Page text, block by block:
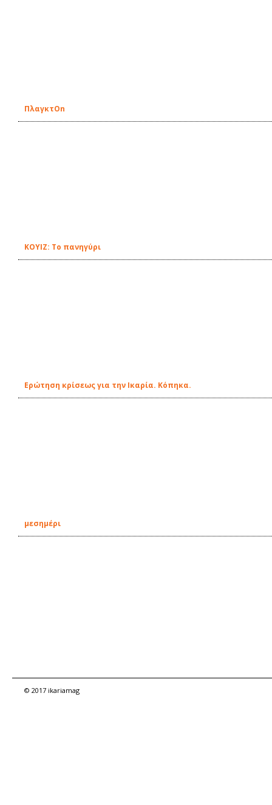
ΠλαγκτOn
ΚΟΥΙΖ: Το πανηγύρι
Ερώτηση κρίσεως για την Ικαρία. Κόπηκα.
μεσημέρι
© 2017 ikariamag